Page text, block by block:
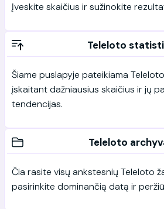
Įveskite skaičius ir sužinokite
Teleloto
Šiame puslapyje pateikiama
įskaitant dažniausius skaičius ir jų
tendencijas.
Teleloto
Čia rasite visų ankstesnių Teleloto
pasirinkite dominančią datą ir